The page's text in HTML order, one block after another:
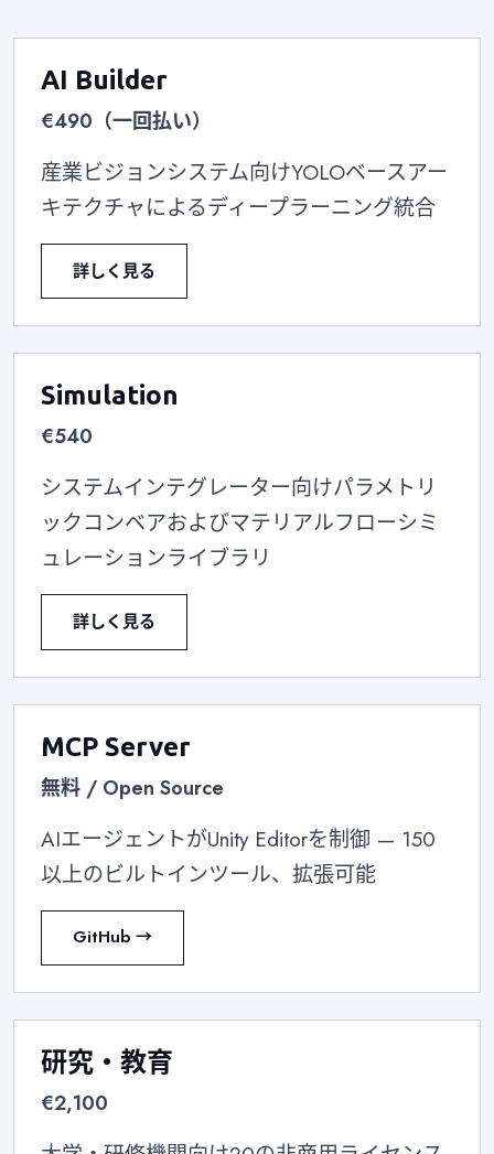
AI Builder
€490（一回払い）
産業ビジョンシステム向けYOLOベースアー
キテクチャによるディープラーニング統合
詳しく見る
Simulation
€540
システムインテグレーター向けパラメトリ
ックコンベアおよびマテリアルフローシミ
ュレーションライブラリ
詳しく見る
MCP Server
無料 / Open Source
AIエージェントがUnity Editorを制御 — 150
以上のビルトインツール、拡張可能
GitHub →
研究・教育
€2,100